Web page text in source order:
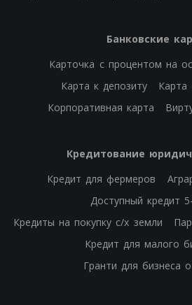
Банковские
Карточка с процентом на
Карта к депозиту
Карта
Корпоративная карта
Кредитование
Кредит для фермеров
Доступный кредит
Кредиты на покупку с/х земли
Кредит для малого
Гранти для бизнеса